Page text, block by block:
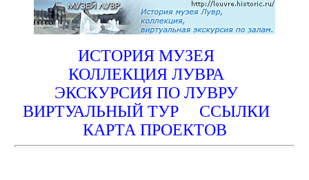
ИСТОРИЯ МУЗЕЯ
КОЛЛЕКЦИЯ ЛУВРА
ЭКСКУРСИЯ ПО ЛУВРУ
ВИРТУАЛЬНЫЙ ТУР
ССЫЛКИ
КАРТА ПРОЕКТОВ